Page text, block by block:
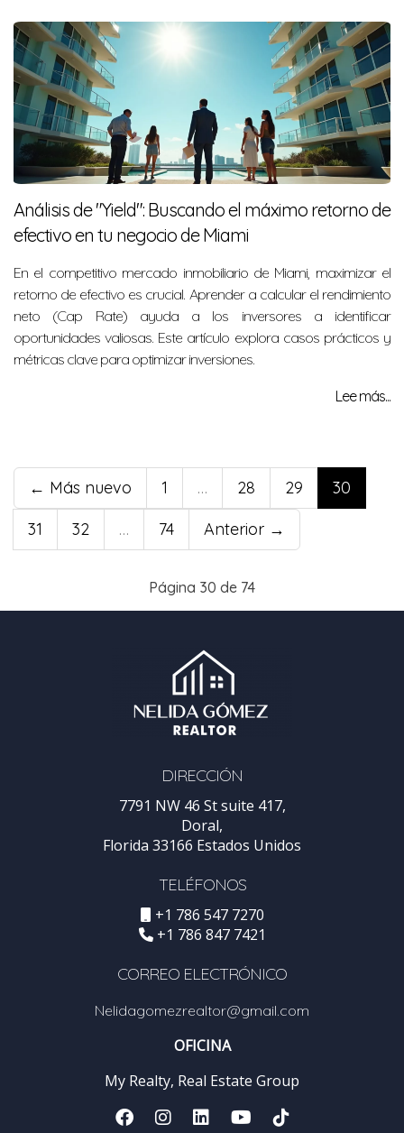
Análisis de "Yield": Buscando el máximo retorno de
efectivo en tu negocio de Miami
En el competitivo mercado inmobiliario de Miami, maximizar el
retorno de efectivo es crucial. Aprender a calcular el rendimiento
neto (Cap Rate) ayuda a los inversores a identificar
oportunidades valiosas. Este artículo explora casos prácticos y
métricas clave para optimizar inversiones.
Lee más...
← Más nuevo 1 … 28 29
30
31
32 … 74 Anterior →
Página 30 de 74
DIRECCIÓN
7791 NW 46 St suite 417,
Doral,
Florida 33166 Estados Unidos
TELÉFONOS
+1 786 547 7270
+1 786 847 7421
CORREO ELECTRÓNICO
Nelidagomezrealtor@gmail.com
OFICINA
My Realty, Real Estate Group